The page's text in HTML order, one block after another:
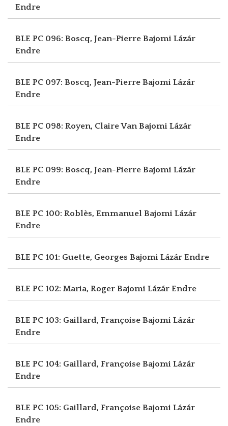
Endre
BLE PC 096: Boscq, Jean-Pierre Bajomi Lázár
Endre
BLE PC 097: Boscq, Jean-Pierre Bajomi Lázár
Endre
BLE PC 098: Royen, Claire VanBajomi Lázár
Endre
BLE PC 099: Boscq, Jean-Pierre Bajomi Lázár
Endre
BLE PC 100: Roblès, Emmanuel Bajomi Lázár
Endre
BLE PC 101: Guette, Georges Bajomi Lázár Endre
BLE PC 102: Maria, Roger Bajomi Lázár Endre
BLE PC 103: Gaillard, Françoise Bajomi Lázár
Endre
BLE PC 104: Gaillard, Françoise Bajomi Lázár
Endre
BLE PC 105: Gaillard, Françoise Bajomi Lázár
Endre